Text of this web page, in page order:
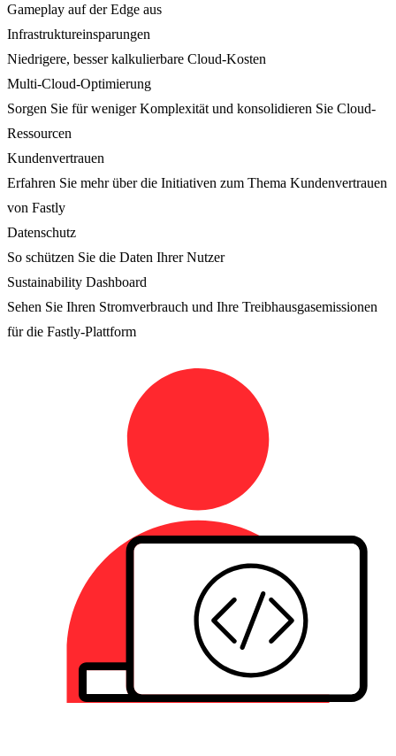
Gameplay auf der Edge aus
Infrastruktureinsparungen
Niedrigere, besser kalkulierbare Cloud-Kosten
Multi-Cloud-Optimierung
Sorgen Sie für weniger Komplexität und konsolidieren Sie Cloud-
Ressourcen
Kundenvertrauen
Erfahren Sie mehr über die Initiativen zum Thema Kundenvertrauen
von Fastly
Datenschutz
So schützen Sie die Daten Ihrer Nutzer
Sustainability Dashboard
Sehen Sie Ihren Stromverbrauch und Ihre Treibhausgasemissionen
für die Fastly-Plattform